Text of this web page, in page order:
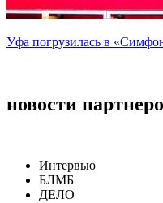
Уфа погрузилась в
новости
Интервью
БЛМБ
ДЕЛО